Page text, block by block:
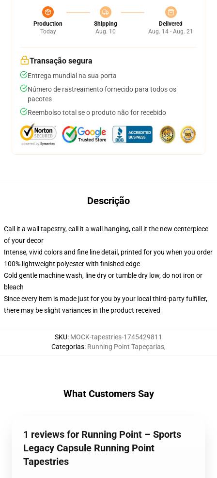
Production
Today
Shipping
Aug. 10
Delivered
Aug. 14 - Aug. 21
Transação segura
Entrega mundial na sua porta
Número de rastreamento fornecido para todos os
pacotes
Reembolso total se o produto não for recebido
Descrição
Call it a wall tapestry, call it a wall hanging, call it the new centerpiece
of your decor
Intense, vivid colors and fine line detail, printed for you when you order
100% lightweight polyester with finished edge
Cold gentle machine wash, line dry or tumble dry low, do not iron or
bleach
Since every item is made just for you by your local third-party fulfiller,
there may be slight variances in the product received
SKU: MOCK-tapestries-1745429811
Categorias: Running Point Tapeçarias,
What Customers Say
1 reviews for Running Point – Sports
Legacy Capsule Running Point
Tapestries